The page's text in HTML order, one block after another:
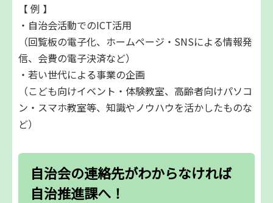
【 例 】
・自治会活動でのICT活用
（回覧板の電子化、ホームページ・SNSによる情報発
信、会費の電子決済など）
・若い世代による事業の企画
（こども向けイベント・体験教室、高齢者向けパソコ
ン・スマホ教室等、知識やノウハウを活かしたものな
ど）
自治会の連絡先がわからなければ
自治推進課へ！